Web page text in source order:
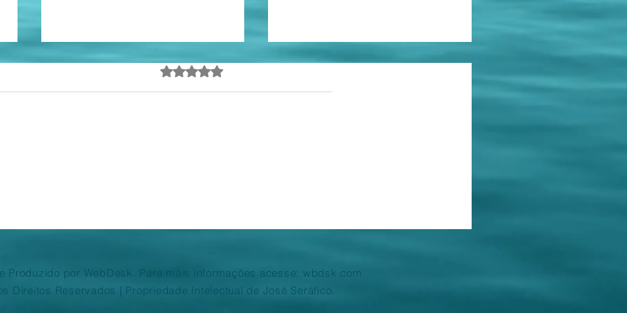
Casa de ferreiro...
Há, pelo menos, seis brasileiros
Avaliado com 0 de 5 estrelas.
Produzido por WebDesk. Para mais informações acesse: wbdsk.com
Direitos Reservados |
Propriedade Intelectual de José Seráfico.